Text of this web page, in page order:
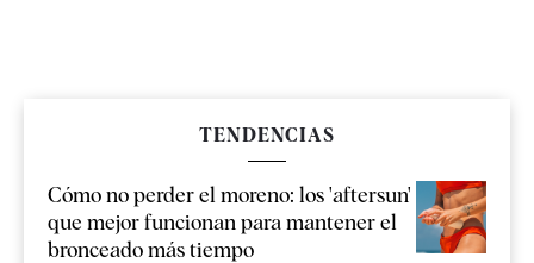
TENDENCIAS
Cómo no perder el moreno: los 'aftersun'
que mejor funcionan para mantener el
bronceado más tiempo